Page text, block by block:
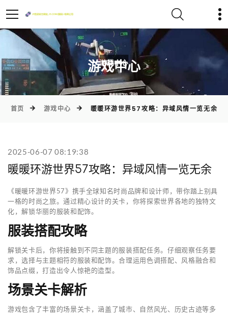
)
游戏中心
首页 游戏中心 暖暖环游世界57攻略：异域风情一览无余
2025-06-07 08:19:38
暖暖环游世界57攻略：异域风情一览无余
《暖暖环游世界57》携手全球知名时尚品牌和设计师，带你踏上别具
一格的时尚之旅。通过精心设计的关卡，你将探索世界各地的独特文
化，解锁华丽的服装和配饰。
服装搭配攻略
解锁关卡后，你将接触到不同主题的服装搭配任务。仔细观察任务要
求，选择与主题相符的服装和配饰。合理运用色调搭配、风格融合和
饰品点缀，打造出令人惊艳的造型。
场景关卡解析
游戏包含了丰富的场景关卡，涵盖了城市、自然风光、历史古迹等多